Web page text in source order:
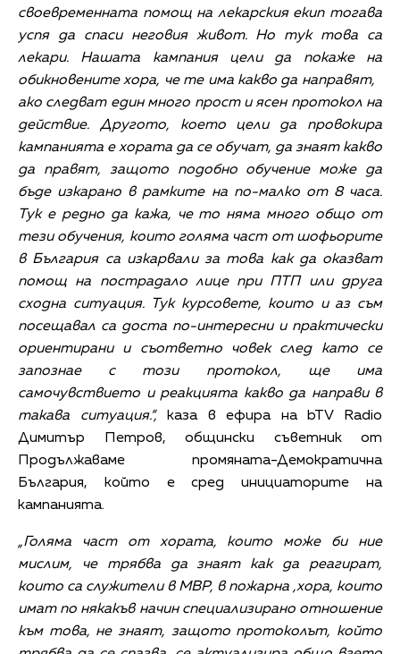
своевременната помощ на лекарския екип тогава
успя да спаси неговия живот. Но тук това са
лекари. Нашата кампания цели да покаже на
обикновените хора, че те има какво да направят,
ако следват един много прост и ясен протокол на
действие. Другото, което цели да провокира
кампанията е хората да се обучат, да знаят какво
да правят, защото подобно обучение може да
бъде изкарано в рамките на по-малко от 8 часа.
Тук е редно да кажа, че то няма много общо от
тези обучения, които голяма част от шофьорите
в България са изкарвали за това как да оказват
помощ на пострадало лице при ПТП или друга
сходна ситуация. Тук курсовете, които и аз съм
посещавал са доста по-интересни и практически
ориентирани и съответно човек след като се
запознае с този протокол, ще има
самочувствието и реакцията какво да направи в
такава ситуация.“,каза в ефира на bTV Radio
Димитър Петров, общински съветник от
Продължаваме промяната-Демократична
България, който e сред инициаторите на
кампанията.
„Голяма част от хората, които може би ние
мислим, че трябва да знаят как да реагират,
които са служители в МВР, в пожарна ,хора, които
имат по някакъв начин специализирано отношение
към това, не знаят, защото протоколът, който